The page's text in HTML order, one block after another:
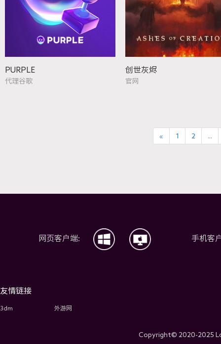
PURPLE
代理谷歌
创世灰烬
官网
« 1 2 ...
网页客户端: 手机客
友情链接
3dm 外游网
Copyright© 2020-2025